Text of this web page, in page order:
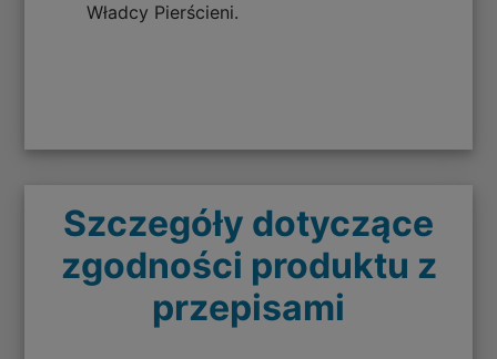
Władcy Pierścieni.
Szczegóły dotyczące
zgodności produktu z
przepisami